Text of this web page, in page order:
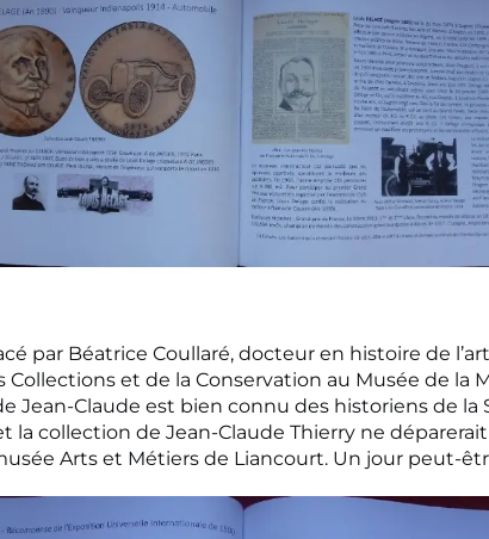
par Béatrice Coullaré, docteur en histoire de
Collections et de la Conservation au Musée de la
Jean-Claude est bien connu des historiens de la
la collection de Jean-Claude Thierry ne
Arts et Métiers de Liancourt. Un jour peut-